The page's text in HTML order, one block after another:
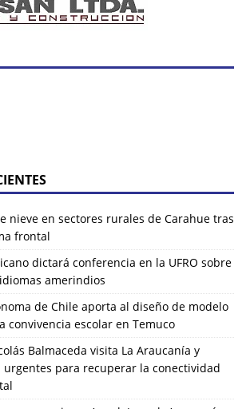
nieve en sectores rurales de Carahue tras
frontal
dictará conferencia en la UFRO sobre
amerindios
de Chile aporta al diseño de modelo
convivencia escolar en Temuco
Balmaceda visita La Araucanía y
para recuperar la conectividad